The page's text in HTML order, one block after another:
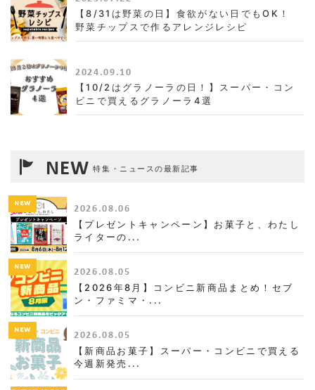
【8/31は野菜の日】食欲がない日でもOK！
野菜チップスで作るアレンジレシピ
2024.09.10
【10/2はグラノーラの日！】スーパー・コン
ビニで買えるグラノーラ4選
NEW 特集・ニュースの最新記事
NEW 2026.08.06
【プレゼントキャンペーン】お菓子と、わたし
ライターの...
NEW 2026.08.05
【2026年8月】コンビニ新商品まとめ！セブ
ン・ファミマ・...
NEW 2026.08.05
【新商品お菓子】スーパー・コンビニで買える
今週新発売...